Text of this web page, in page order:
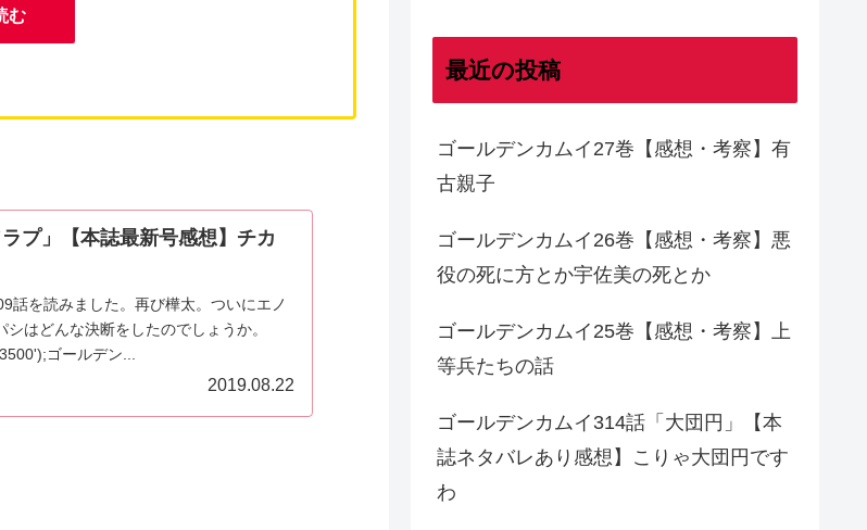
む
プ」【本誌最新号感想】チカ
話を読みました。再び樺太。ついにエノ
はどんな決断をしたのでしょうか。
ゴールデン...
2019.08.22
最近の投稿
ゴールデンカムイ27巻【感想・考察】有
古親子
ゴールデンカムイ26巻【感想・考察】悪
役の死に方とか宇佐美の死とか
ゴールデンカムイ25巻【感想・考察】上
等兵たちの話
ゴールデンカムイ314話「大団円」【本
誌ネタバレあり感想】こりゃ大団円です
わ